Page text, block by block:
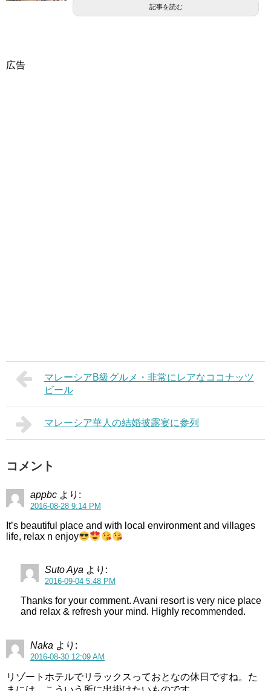
記事を読む
広告
マレーシアB級グルメ・非常にレアなココナッツ
ビール
マレーシア華人の結婚披露宴に参列
コメント
appbc より:
2016-08-28 9:14 PM
It’s beautiful place and with local environment and villages
life, relax n enjoy
Suto Aya より:
2016-09-04 5:48 PM
Thanks for your comment. Avani resort is very nice place
and relax & refresh your mind. Highly recommended.
Naka より:
2016-08-30 12:09 AM
リゾートホテルでリラックスっておとなの休日ですね。た